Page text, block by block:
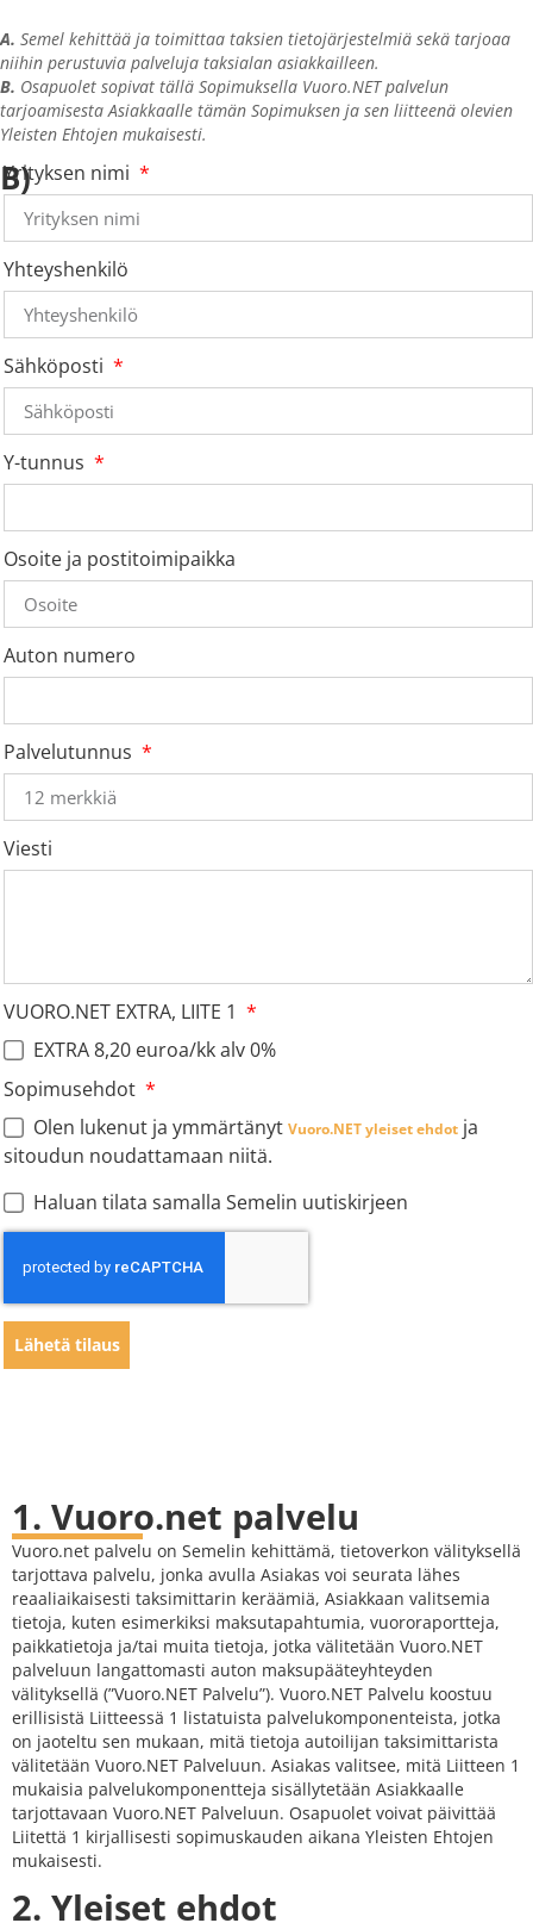
A. Semel kehittää ja toimittaa taksien tietojärjestelmiä sekä tarjoaa
niihin perustuvia palveluja taksialan asiakkailleen.
B. Osapuolet sopivat tällä Sopimuksella Vuoro.NET palvelun
tarjoamisesta Asiakkaalle tämän Sopimuksen ja sen liitteenä olevien
Yleisten Ehtojen mukaisesti.
B)
Yrityksen nimi
Yhteyshenkilö
Sähköposti
Y-tunnus
Osoite ja postitoimipaikka
Auton numero
Palvelutunnus
Viesti
VUORO.NET EXTRA, LIITE 1
EXTRA 8,20 euroa/kk alv 0%
Sopimusehdot
Olen lukenut ja ymmärtänytVuoro.NET yleiset ehdot ja
sitoudun noudattamaan niitä.
Haluan tilata samalla Semelin uutiskirjeen
Lähetä tilaus
1. Vuoro.net palvelu
Vuoro.net palvelu on Semelin kehittämä, tietoverkon välityksellä
tarjottava palvelu, jonka avulla Asiakas voi seurata lähes
reaaliaikaisesti taksimittarin keräämiä, Asiakkaan valitsemia
tietoja, kuten esimerkiksi maksutapahtumia, vuororaportteja,
paikkatietoja ja/tai muita tietoja, jotka välitetään Vuoro.NET
palveluun langattomasti auton maksupääteyhteyden
välityksellä (”Vuoro.NET Palvelu”). Vuoro.NET Palvelu koostuu
erillisistä Liitteessä 1 listatuista palvelukomponenteista, jotka
on jaoteltu sen mukaan, mitä tietoja autoilijan taksimittarista
välitetään Vuoro.NET Palveluun. Asiakas valitsee, mitä Liitteen 1
mukaisia palvelukomponentteja sisällytetään Asiakkaalle
tarjottavaan Vuoro.NET Palveluun. Osapuolet voivat päivittää
Liitettä 1 kirjallisesti sopimuskauden aikana Yleisten Ehtojen
mukaisesti.
2. Yleiset ehdot